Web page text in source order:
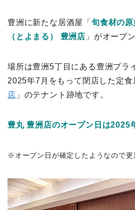
豊洲に新たな居酒屋「 旬食材の
（とよまる） 豊洲店 」がオープ
場所は豊洲5丁目にある豊洲プラ
2025年7月をもって閉店した定食
店 」のテナント跡地です。
豊丸 豊洲店のオープン日は2025
※オープン日が確定したようなので更